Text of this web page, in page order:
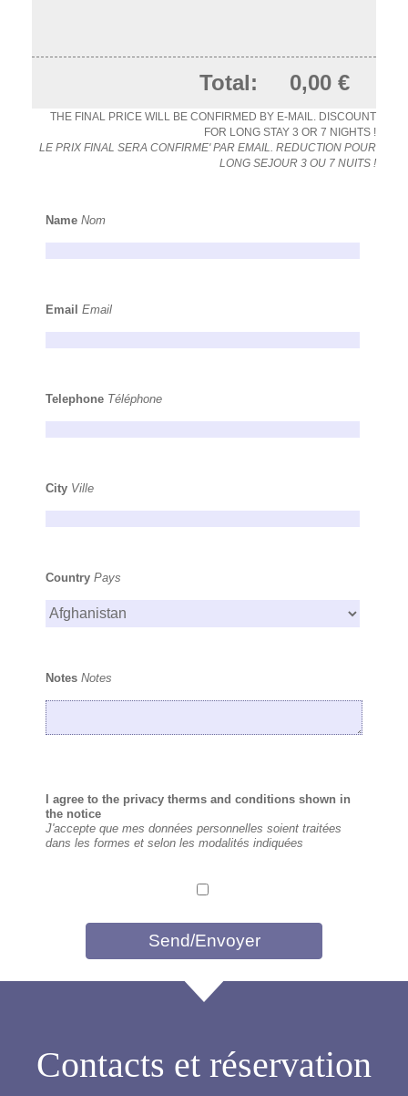
Total: 0,00 €
THE FINAL PRICE WILL BE CONFIRMED BY E-MAIL. DISCOUNT
FOR LONG STAY 3 OR 7 NIGHTS !
LE PRIX FINAL SERA CONFIRME' PAR EMAIL. REDUCTION POUR
LONG SEJOUR 3 OU 7 NUITS !
Name Nom
Email Email
Telephone Téléphone
City Ville
Country Pays
Notes Notes
I agree to the privacy therms and conditions shown in
the notice
J'accepte que mes données personnelles soient traitées
dans les formes et selon les modalités indiquées
Contacts et réservation